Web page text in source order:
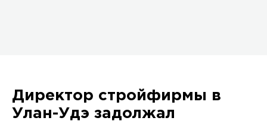
Директор стройфирмы в
Улан-Удэ задолжал